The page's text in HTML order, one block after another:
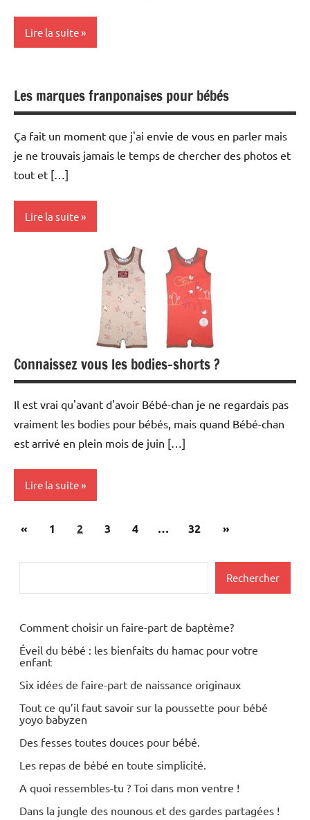
Lire la suite
Opinion
Les marques franponaises pour bébés
Ça fait un moment que j'ai envie de vous en parler mais
je ne trouvais jamais le temps de chercher des photos et
tout et […]
Lire la suite
Connaissez vous les bodies-shorts ?
Il est vrai qu'avant d'avoir Bébé-chan je ne regardais pas
vraiment les bodies pour bébés, mais quand Bébé-chan
est arrivé en plein mois de juin […]
Lire la suite
Mode
Pagination
publications
«Publications
1 2 3 4 … 32
Articles
»
Rechercher
Comment choisir un faire-part de baptême?
Éveil du bébé : les bienfaits du hamac pour votre
enfant
Six idées de faire-part de naissance originaux
Tout ce qu’il faut savoir sur la poussette pour bébé
yoyo babyzen
Des fesses toutes douces pour bébé.
Les repas de bébé en toute simplicité.
A quoi ressembles-tu ? Toi dans mon ventre !
Dans la jungle des nounous et des gardes partagées !